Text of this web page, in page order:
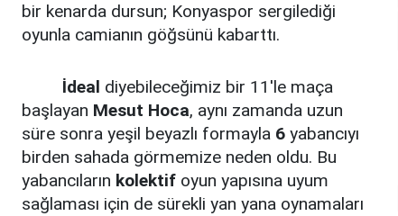
bir kenarda dursun; Konyaspor sergilediği
oyunla camianın göğsünü kabarttı.
İdeal diyebileceğimiz bir 11'le maça
başlayan Mesut Hoca, aynı zamanda uzun
süre sonra yeşil beyazlı formayla 6 yabancıyı
birden sahada görmemize neden oldu. Bu
yabancıların kolektif oyun yapısına uyum
sağlaması için de sürekli yan yana oynamaları